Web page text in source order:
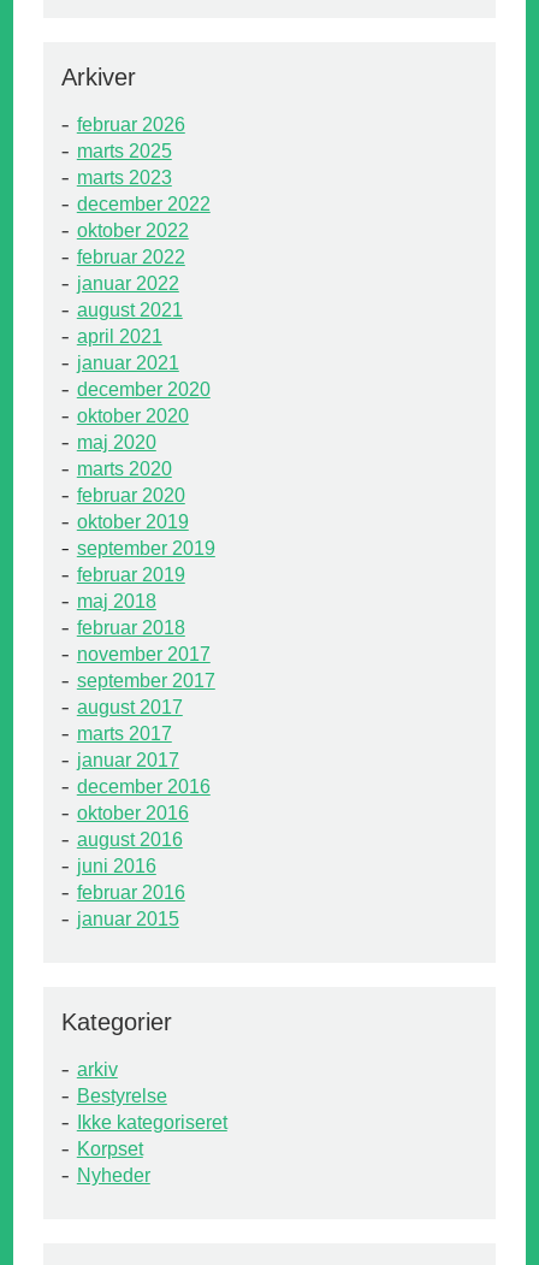
Arkiver
februar 2026
marts 2025
marts 2023
december 2022
oktober 2022
februar 2022
januar 2022
august 2021
april 2021
januar 2021
december 2020
oktober 2020
maj 2020
marts 2020
februar 2020
oktober 2019
september 2019
februar 2019
maj 2018
februar 2018
november 2017
september 2017
august 2017
marts 2017
januar 2017
december 2016
oktober 2016
august 2016
juni 2016
februar 2016
januar 2015
Kategorier
arkiv
Bestyrelse
Ikke kategoriseret
Korpset
Nyheder